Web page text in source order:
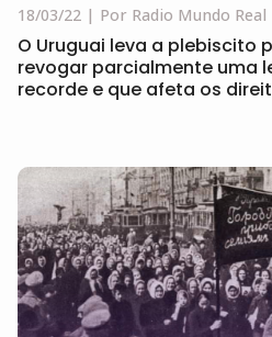
18/03/22 Por Radio Mundo Real
O Uruguai leva a plebiscito
revogar parcialmente uma
recorde e que afeta os